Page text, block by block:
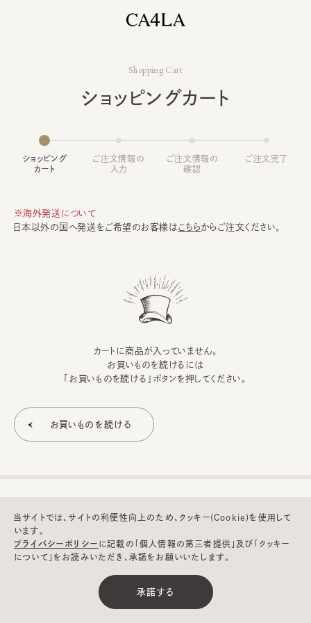
Shopping Cart
ショッピングカート
ショッピング
カート
ご注文情報の
入力
ご注文情報の
確認
ご注文完了
※海外発送について
日本以外の国へ発送をご希望のお客様はこちらからご注文ください。
カートに商品が入っていません。
お買いものを続けるには
「お買いものを続ける」ボタンを押してください。
©CA4LA INC. All Rights Reserved.
当サイトでは、サイトの利便性向上のため、クッキー(Cookie)を使用して
います。
プライバシーポリシー に記載の「個人情報の第三者提供」及び「クッキー
について」をお読みいただき、承諾をお願いいたします。
承諾する